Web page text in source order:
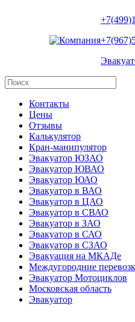
Контакты
Цены
Отзывы
Калькулятор
Кран-манипулятор
Эвакуатор ЮЗАО
Эвакуатор ЮВАО
Эвакуатор ЮАО
Эвакуатор в ВАО
Эвакуатор в ЦАО
Эвакуатор в СВАО
Эвакуатор в ЗАО
Эвакуатор в САО
Эвакуатор в СЗАО
Эвакуация на МКАДе
Междугородние
Эвакуатор Мотоциклов
Московская область
Эвакуатор